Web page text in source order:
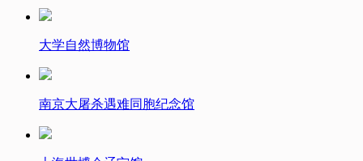
大学自然博物馆
南京大屠杀遇难同胞纪念馆